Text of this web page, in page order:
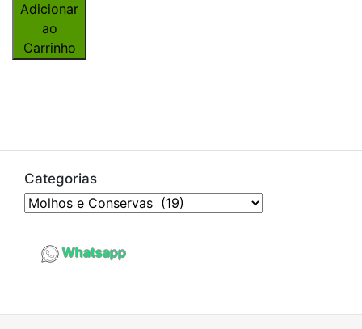
Adicionar
ao
Carrinho
Categorias
Whatsapp